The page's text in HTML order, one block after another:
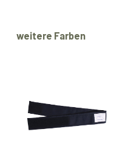
Produktgalerie überspringen
weitere Farben